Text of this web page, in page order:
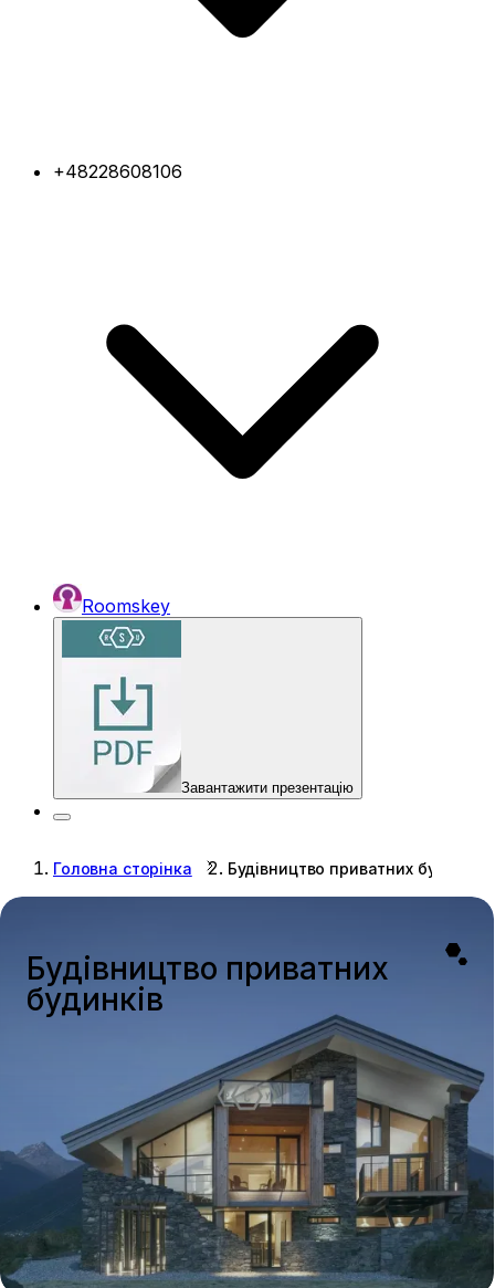
+48228608106
Roomskey
Завантажити презентацію
Головна сторінка Будівництво приватних будинків
Будівництво приватних
будинків